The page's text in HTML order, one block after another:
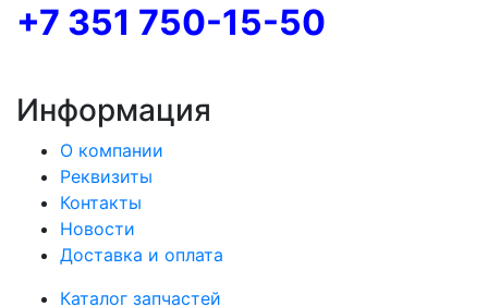
+7 351 750-15-50
Информация
О компании
Реквизиты
Контакты
Новости
Доставка и оплата
Каталог запчастей